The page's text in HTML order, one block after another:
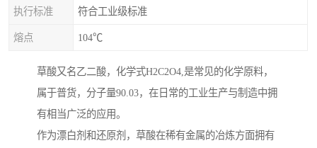
执行标准 符合工业级标准
熔点 104℃
草酸又名乙二酸，化学式H2C2O4,是常见的化学原料，
属于普货，分子量90.03，在日常的工业生产与制造中拥
有相当广泛的应用。
作为漂白剂和还原剂，草酸在稀有金属的冶炼方面拥有